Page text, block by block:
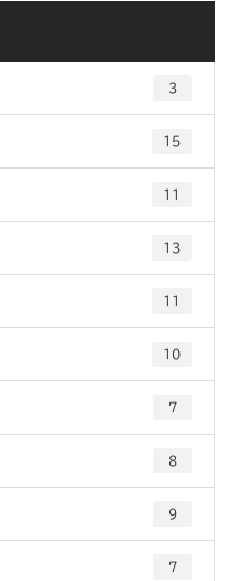
3
15
11
13
11
10
7
8
9
7